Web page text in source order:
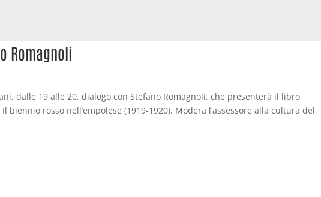
Romagnoli
dalle 19 alle 20, dialogo con Stefano Romagnoli, che presenterà il libro
biennio rosso nell’empolese (1919-1920). Modera l’assessore alla cultura del